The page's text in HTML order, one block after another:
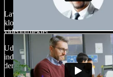
Lav voice-overs, tilføj royaltyfrie
klon din stemme og skab
videoprojekter.
Uden indlæringskurve og med alt
indholdsskabere slippe for
deres kreative idéer ud i livet.